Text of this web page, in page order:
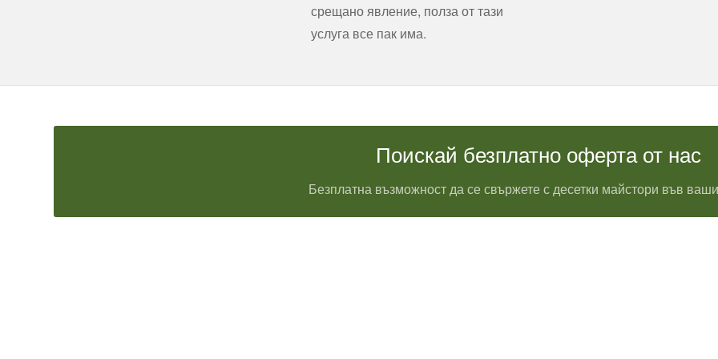
срещано явление, полза от тази
услуга все пак има.
Поискай безплатно оферта от нас
Безплатна възможност да се свържете с десетки майстори във